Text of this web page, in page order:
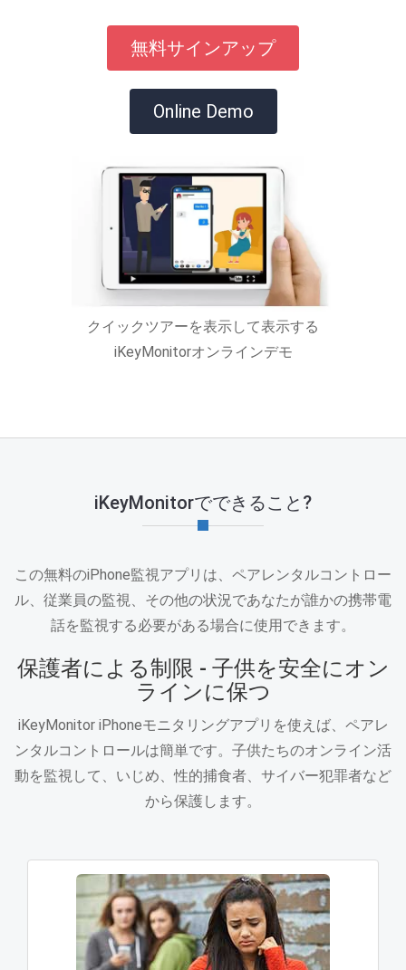
無料サインアップ
Online Demo
クイックツアーを表示して表示する
iKeyMonitorオンラインデモ
iKeyMonitorでできること?
この無料のiPhone監視アプリは、ペアレンタルコントロー
ル、従業員の監視、その他の状況であなたが誰かの携帯電
話を監視する必要がある場合に使用できます。
保護者による制限 - 子供を安全にオン
ラインに保つ
iKeyMonitor iPhoneモニタリングアプリを使えば、ペアレ
ンタルコントロールは簡単です。子供たちのオンライン活
動を監視して、いじめ、性的捕食者、サイバー犯罪者など
から保護します。